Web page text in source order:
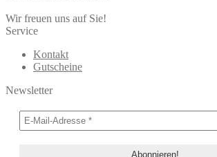
Wir freuen uns auf Sie!
Service
Kontakt
Gutscheine
Newsletter